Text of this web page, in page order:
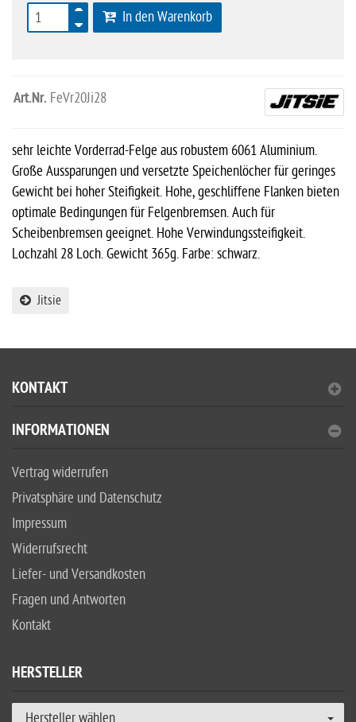
In den Warenkorb
Art.Nr. FeVr20Ji28
sehr leichte Vorderrad-Felge aus robustem 6061 Aluminium.
Große Aussparungen und versetzte Speichenlöcher für geringes
Gewicht bei hoher Steifigkeit. Hohe, geschliffene Flanken bieten
optimale Bedingungen für Felgenbremsen. Auch für
Scheibenbremsen geeignet. Hohe Verwindungssteifigkeit.
Lochzahl 28 Loch. Gewicht 365g. Farbe: schwarz.
Jitsie
KONTAKT
INFORMATIONEN
Vertrag widerrufen
Privatsphäre und Datenschutz
Impressum
Widerrufsrecht
Liefer- und Versandkosten
Fragen und Antworten
Kontakt
HERSTELLER
Hersteller wählen